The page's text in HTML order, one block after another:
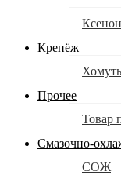
Крепёж
Прочее
Товар
Смазочно-
СОЖ